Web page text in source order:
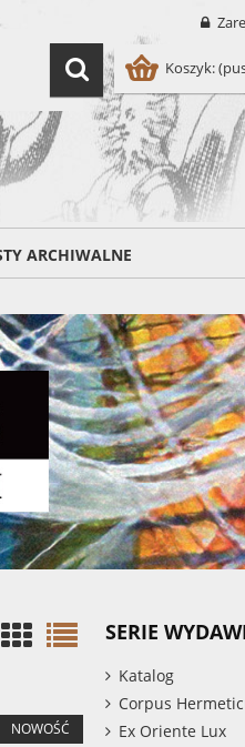
Koszyk:
ARCHIWALNE
NOWOŚĆ
SERIE
Katalog
Corpus
Ex Oriente Lux